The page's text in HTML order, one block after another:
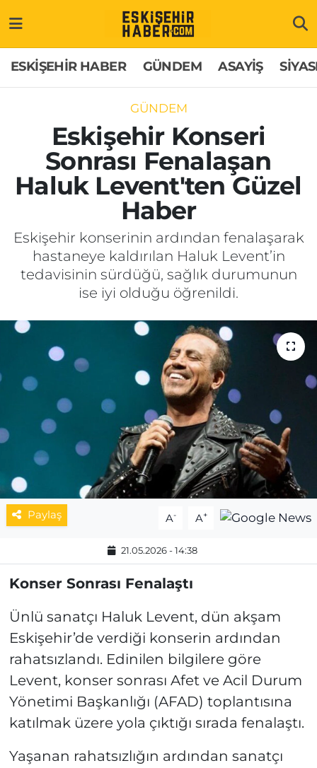
ESKİŞEHİR HABER GÜNDEM ASAYİŞ
GÜNDEM
Eskişehir Konseri
Sonrası Fenalaşan
Haluk Levent'ten Güzel
Haber
Eskişehir konserinin ardından fenalaşarak
hastaneye kaldırılan Haluk Levent’in
tedavisinin sürdüğü, sağlık durumunun
ise iyi olduğu öğrenildi.
Paylaş A- A+
21.05.2026 - 14:38
Konser Sonrası Fenalaştı
Ünlü sanatçı Haluk Levent, dün akşam
Eskişehir’de verdiği konserin ardından
rahatsızlandı. Edinilen bilgilere göre
Levent, konser sonrası Afet ve Acil Durum
Yönetimi Başkanlığı (AFAD) toplantısına
katılmak üzere yola çıktığı sırada fenalaştı.
Yaşanan rahatsızlığın ardından sanatçı
GÜNDEM
ASAYİŞ
SİYASET
EKONOMİ
SAĞLIK
EĞİTİM
MAGAZİN
ESKİŞEHİRSPOR
Hakkımızda
İletişim
Künye
Odunpazarı Trafik Yoğunluk Haritası
Süper Lig Puan Durumu ve Fikstür
Tüm Manşetler
Son Dakika Haberleri
Haber Arşivi